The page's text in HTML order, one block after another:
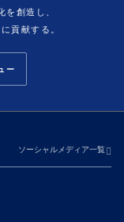
創造し、
貢献する。
ー
ソーシャルメディア一覧